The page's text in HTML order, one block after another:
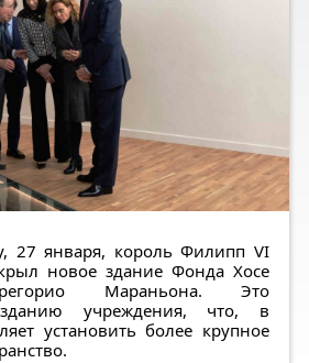
27 января, король Филипп VI
новое здание Фонда Хосе
Грегорио Мараньона. Это
учреждения, что, в
установить более крупное